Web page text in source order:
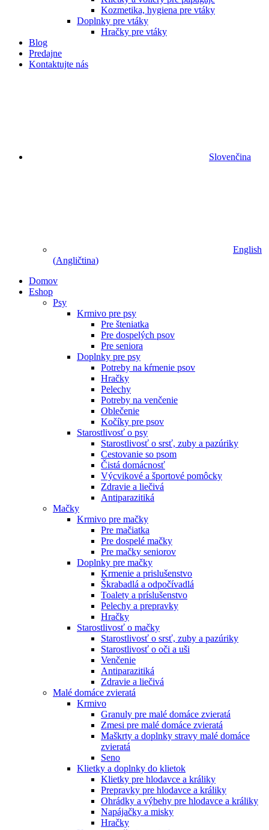
Kozmetika, hygiena pre vtáky
Doplnky pre vtáky
Hračky pre vtáky
Blog
Predajne
Kontaktujte nás
Slovenčina
English
(Angličtina)
Domov
Eshop
Psy
Krmivo pre psy
Pre šteniatka
Pre dospelých psov
Pre seniora
Doplnky pre psy
Potreby na kŕmenie psov
Hračky
Pelechy
Potreby na venčenie
Oblečenie
Kočíky pre psov
Starostlivosť o psy
Starostlivosť o srsť, zuby a pazúriky
Cestovanie so psom
Čistá domácnosť
Výcvikové a športové pomôcky
Zdravie a liečivá
Antiparazitiká
Mačky
Krmivo pre mačky
Pre mačiatka
Pre dospelé mačky
Pre mačky seniorov
Doplnky pre mačky
Krmenie a prislušenstvo
Škrabadlá a odpočívadlá
Toalety а príslušenstvo
Pelechy a prepravky
Hračky
Starostlivosť o mačky
Starostlivosť o srsť, zuby a pazúriky
Starostlivosť o oči a uši
Venčenie
Antiparazitiká
Zdravie a liečivá
Malé domáce zvieratá
Krmivo
Granuly pre malé domáce zvieratá
Zmesi pre malé domáce zvieratá
Maškrty a doplnky stravy malé domáce
zvieratá
Seno
Klietky a doplnky do klietok
Klietky pre hlodavce a králiky
Prepravky pre hlodavce a králiky
Ohrádky a výbehy pre hlodavce a králiky
Napájačky a misky
Hračky